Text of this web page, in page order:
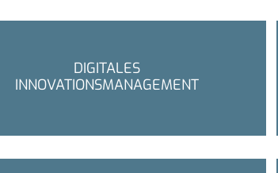
DIGITALES
INNOVATIONSMANAGEMENT